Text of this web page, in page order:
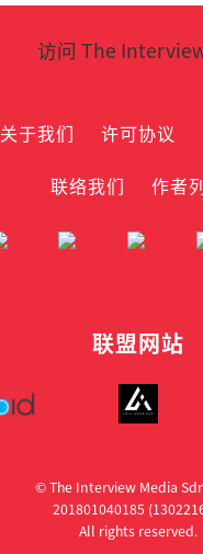
关于我们 许可协议
联络我们
作者
联盟网站
© The Interview Media
201801040185
All rights reserved.